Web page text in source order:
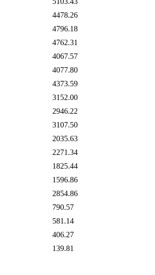
4478.26
4796.18
4762.31
4067.57
4077.80
4373.59
3152.00
2946.22
3107.50
2035.63
2271.34
1825.44
1596.86
2854.86
790.57
581.14
406.27
139.81